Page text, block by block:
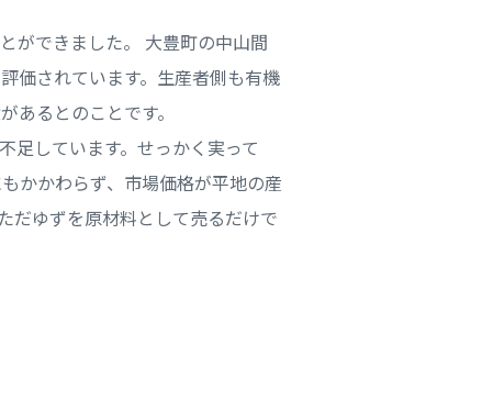
ができました。 大豊町の中山間
価されています。生産者側も有機
るとのことです。
足しています。せっかく実って
かかわらず、市場価格が平地の産
だゆずを原材料として売るだけで